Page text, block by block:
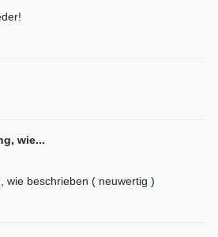
wie...
wie beschrieben ( neuwertig )